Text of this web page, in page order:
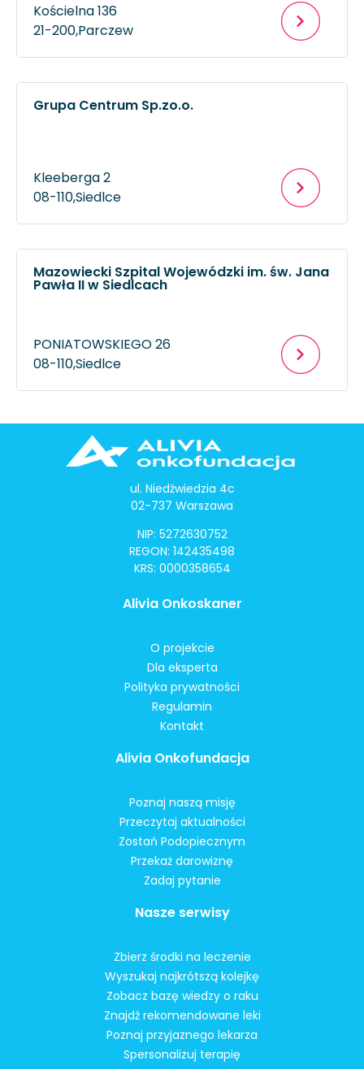
Kościelna 136
21-200,Parczew
Grupa Centrum Sp.zo.o.
Kleeberga 2
08-110,Siedlce
Mazowiecki Szpital Wojewódzki im. św. Jana
Pawła II w Siedlcach
PONIATOWSKIEGO 26
08-110,Siedlce
ul. Niedźwiedzia 4c
02-737 Warszawa
NIP: 5272630752
REGON: 142435498
KRS: 0000358654
Alivia Onkoskaner
O projekcie
Dla eksperta
Polityka prywatności
Regulamin
Kontakt
Alivia Onkofundacja
Poznaj naszą misję
Przeczytaj aktualności
Zostań Podopiecznym
Przekaż darowiznę
Zadaj pytanie
Nasze serwisy
Zbierz środki na leczenie
Wyszukaj najkrótszą kolejkę
Zobacz bazę wiedzy o raku
Znajdź rekomendowane leki
Poznaj przyjaznego lekarza
Spersonalizuj terapię